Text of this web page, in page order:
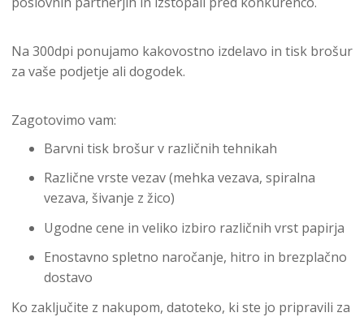
Na 300dpi ponujamo kakovostno izdelavo in tisk brošur
za vaše podjetje ali dogodek.
Zagotovimo vam:
Barvni tisk brošur v različnih tehnikah
Različne vrste vezav (mehka vezava, spiralna
vezava, šivanje z žico)
Ugodne cene in veliko izbiro različnih vrst papirja
Enostavno spletno naročanje, hitro in brezplačno
dostavo
Ko zaključite z nakupom, datoteko, ki ste jo pripravili za